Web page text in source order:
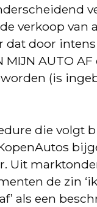
verkoop van
dat door
MIJN AUTO
(is
die volgt
Uit
de zin
als een